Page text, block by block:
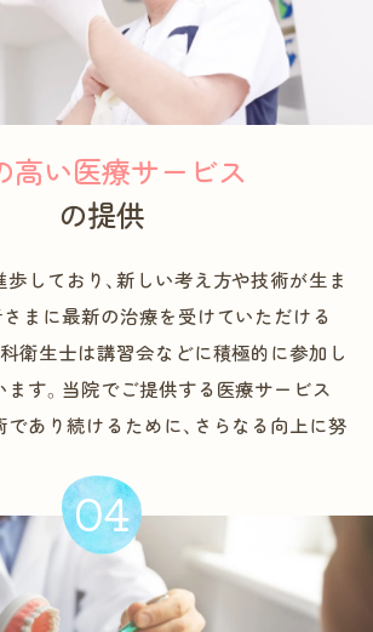
高い医療サービス
の提供
しており、新しい考え方や技術が生ま
まに最新の治療を受けていただける
衛生士は講習会などに積極的に参加し
す。当院でご提供する医療サービス
あり続けるために、さらなる向上に努
04